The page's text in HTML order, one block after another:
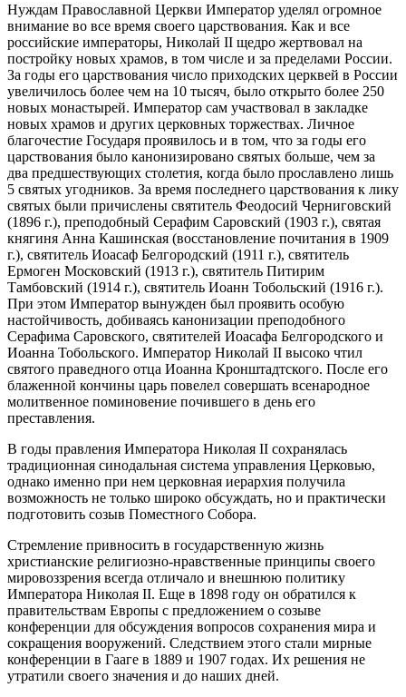
Нуждам Православной Церкви Император уделял огромное
внимание во все время своего царствования. Как и все
российские императоры, Николай II щедро жертвовал на
постройку новых храмов, в том числе и за пределами России.
За годы его царствования число приходских церквей в России
увеличилось более чем на 10 тысяч, было открыто более 250
новых монастырей. Император сам участвовал в закладке
новых храмов и других церковных торжествах. Личное
благочестие Государя проявилось и в том, что за годы его
царствования было канонизировано святых больше, чем за
два предшествующих столетия, когда было прославлено лишь
5 святых угодников. За время последнего царствования к лику
святых были причислены святитель Феодосий Черниговский
(1896 г.), преподобный Серафим Саровский (1903 г.), святая
княгиня Анна Кашинская (восстановление почитания в 1909
г.), святитель Иоасаф Белгородский (1911 г.), святитель
Ермоген Московский (1913 г.), святитель Питирим
Тамбовский (1914 г.), святитель Иоанн Тобольский (1916 г.).
При этом Император вынужден был проявить особую
настойчивость, добиваясь канонизации преподобного
Серафима Саровского, святителей Иоасафа Белгородского и
Иоанна Тобольского. Император Николай II высоко чтил
святого праведного отца Иоанна Кронштадтского. После его
блаженной кончины царь повелел совершать всенародное
молитвенное поминовение почившего в день его
преставления.
В годы правления Императора Николая II сохранялась
традиционная синодальная система управления Церковью,
однако именно при нем церковная иерархия получила
возможность не только широко обсуждать, но и практически
подготовить созыв Поместного Собора.
Стремление привносить в государственную жизнь
христианские религиозно-нравственные принципы своего
мировоззрения всегда отличало и внешнюю политику
Императора Николая II. Еще в 1898 году он обратился к
правительствам Европы с предложением о созыве
конференции для обсуждения вопросов сохранения мира и
сокращения вооружений. Следствием этого стали мирные
конференции в Гааге в 1889 и 1907 годах. Их решения не
утратили своего значения и до наших дней.